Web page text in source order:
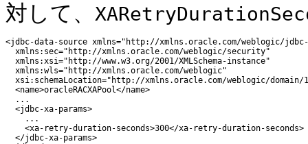
対して、
<jdbc-data-source xmlns="http://xmlns.oracle.com/weblogic/
  xmlns:sec="http://xmlns.oracle.com/weblogic/security"
  xmlns:xsi="http://www.w3.org/2001/XMLSchema-instance"
  xmlns:wls="http://xmlns.oracle.com/weblogic"
xsi:schemaLocation="http://xmlns.oracle.com/weblogic/domain/
  <name>oracleRACXAPool</name>
  ...
  <jdbc-xa-params>
    ...
    <xa-retry-duration-seconds>300</xa-retry-duration-seconds>
  </jdbc-xa-params>